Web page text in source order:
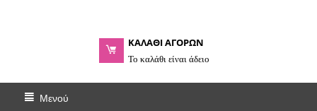
ΚΑΛΑΘΙ ΑΓΟΡΩΝ
Το καλάθι είναι άδειο
Μενού